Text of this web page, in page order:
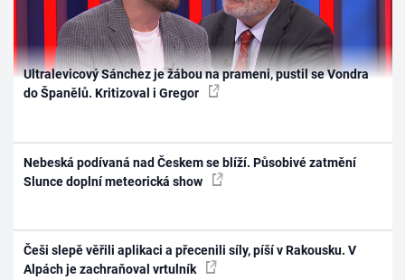
Ultralevicový Sánchez je žábou na prameni, pustil se Vondra
do Španělů. Kritizoval i Gregor
Nebeská podívaná nad Českem se blíží. Působivé zatmění
Slunce doplní meteorická show
Češi slepě věřili aplikaci a přecenili síly, píší v Rakousku. V
Alpách je zachraňoval vrtulník